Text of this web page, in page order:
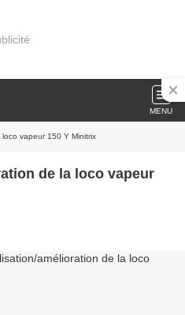
MENU
vapeur 150 Y Minitrix
de la loco vapeur